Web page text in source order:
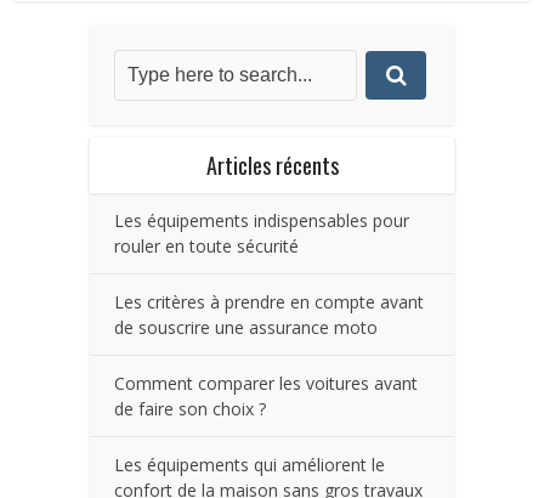
Articles récents
Les équipements indispensables pour
rouler en toute sécurité
Les critères à prendre en compte avant
de souscrire une assurance moto
Comment comparer les voitures avant
de faire son choix ?
Les équipements qui améliorent le
confort de la maison sans gros travaux